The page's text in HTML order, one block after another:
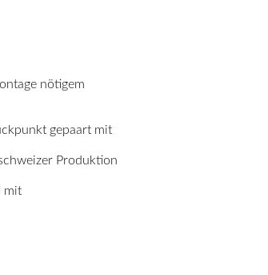
nötigem
gepaart mit
Produktion
mit